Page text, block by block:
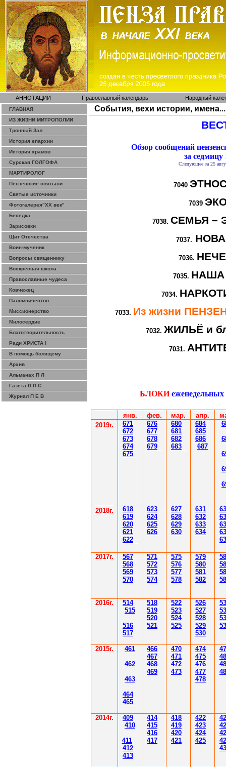
АННОТАЦИИ Православный календарь Народный
ГЛАВНАЯ
ИЗ ЖИЗНИ МИТРОПОЛИИ
Тронный Зал
История епархии
История храмов
Сурская ГОЛГОФА
МАРТИРОЛОГ
Пензенские святыни
Святые источники
Фотогалерея"ХХ век"
Беседка
Зарисовки
Щит Отечества
Воин-мученик
Вопросы священнику
Воскресная школа
Православные чудеса
Ковчежец
Паломничество
Миссионерство
Милосердие
Благотворительность
Ради ХРИСТА !
В помощь болящему
Архив
Альманах П Л
Газета П П С
Журнал П Е В
События, вехи истории, имена...
Обзор сообщений
за седмицу
Следующее за 25
7040
7039
7038. СЕМЬЯ –
7037.
7036.
7035. НАША
7034.
7033. Из жизни
7032. ЖИЛЬЁ и
7031.
БЛОКИ
янв. фев. мар. апр.
2019г.
671
672
673
674
675
676
677
678
679
680
681
682
683
684
685
686
687
6
6
2018г. 618
619
620
621
622
623
624
625
626
627
628
629
630
631
632
633
634
63
2017г.
567
568
569
570
571
572
573
574
575
576
577
578
579
580
581
582
2016г.
514
515
516
517
518
519
520
521
522
523
524
525
526
527
528
529
530
2015г. 461
462
463
464
465
466
467
468
469
470
471
472
473
474
475
476
477
478
2014г. 409
410
411
412
413
414
415
416
417
418
419
420
421
422
423
424
425